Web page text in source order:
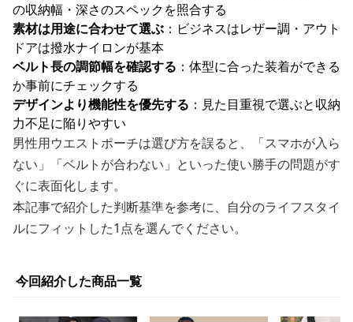
の収納幅・深さのスペックを照合する
素材は用途に合わせて選ぶ ：ビジネスはレザー調・アウト
ドアは撥水ナイロンが基本
ベルト長の調節幅を確認する ：体型に合った装着ができる
か事前にチェックする
デザインより機能性を優先する ：見た目重視で選ぶと収納
力不足に陥りやすい
男性用ウエストポーチは選び方を誤ると、「スマホが入ら
ない」「ベルトが合わない」といった使い勝手の問題がす
ぐに表面化します。
本記事で紹介した判断基準を参考に、自分のライフスタイ
ルにフィットした1点を選んでください。
今回紹介した商品一覧